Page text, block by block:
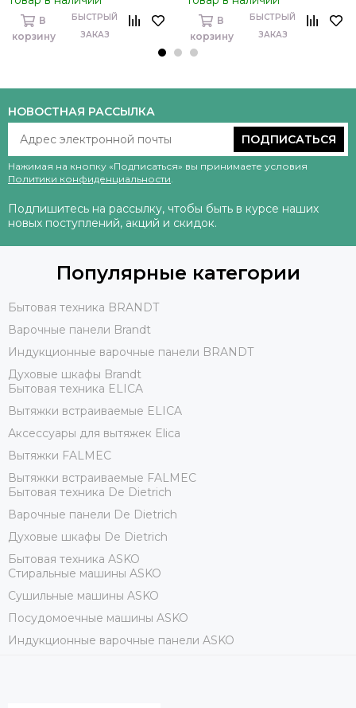
В
корзину
БЫСТРЫЙ
ЗАКАЗ
В
корзину
БЫСТРЫЙ
ЗАКАЗ
НОВОСТНАЯ РАССЫЛКА
ПОДПИСАТЬСЯ
Нажимая на кнопку «Подписаться» вы принимаете условия
Политики конфиденциальности.
Подпишитесь на рассылку, чтобы быть в курсе наших
новых поступлений, акций и скидок.
Популярные категории
Бытовая техника BRANDT
Варочные панели Brandt
Индукционные варочные панели BRANDT
Духовые шкафы Brandt
Бытовая техника ELICA
Вытяжки встраиваемые ELICA
Аксессуары для вытяжек Elica
Вытяжки FALMEC
Вытяжки встраиваемые FALMEC
Бытовая техника De Dietrich
Варочные панели De Dietrich
Духовые шкафы De Dietrich
Бытовая техника ASKO
Стиральные машины ASKO
Сушильные машины ASKO
Посудомоечные машины ASKO
Индукционные варочные панели ASKO